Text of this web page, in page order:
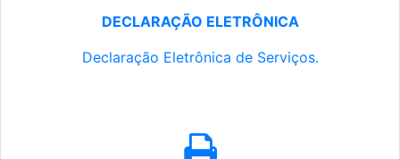
DECLARAÇÃO ELETRÔNICA
Declaração Eletrônica de Serviços.